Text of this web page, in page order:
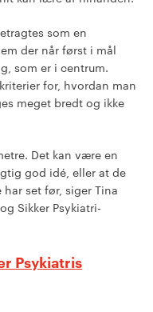
som en
der når først i mål
som er i centrum.
for, hvordan man
meget bredt og ikke
Det kan være en
god idé, eller at de
set før, siger Tina
Sikker Psykiatri-
Psykiatris